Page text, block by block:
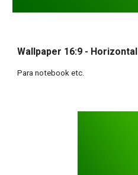
Wallpaper 16:9 - Horizontal
Para notebook etc.